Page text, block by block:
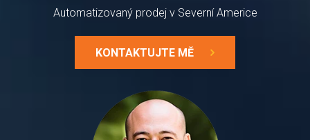
Automatizovaný prodej v Severní Americe
KONTAKTUJTE MĚ